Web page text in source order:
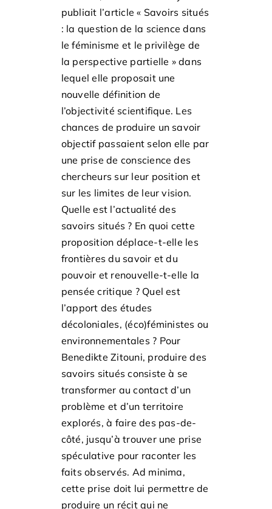
publiait l’article « Savoirs situés
: la question de la science dans
le féminisme et le privilège de
la perspective partielle » dans
lequel elle proposait une
nouvelle définition de
l’objectivité scientifique. Les
chances de produire un savoir
objectif passaient selon elle par
une prise de conscience des
chercheurs sur leur position et
sur les limites de leur vision.
Quelle est l’actualité des
savoirs situés ? En quoi cette
proposition déplace-t-elle les
frontières du savoir et du
pouvoir et renouvelle-t-elle la
pensée critique ? Quel est
l’apport des études
décoloniales, (éco)féministes ou
environnementales ? Pour
Benedikte Zitouni, produire des
savoirs situés consiste à se
transformer au contact d’un
problème et d’un territoire
explorés, à faire des pas-de-
côté, jusqu’à trouver une prise
spéculative pour raconter les
faits observés. Ad minima,
cette prise doit lui permettre de
produire un récit qui ne